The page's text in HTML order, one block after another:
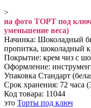
>
на фото ТОРТ под ключ
уменьшение веса)
Начинка: Шоколадный
пропитка, шоколадный
Покрытие: крем чиз с
Оформление:
Упаковка Стандарт
Срок хранения: 72 часа
Код товара: 11044
это Торты под ключ